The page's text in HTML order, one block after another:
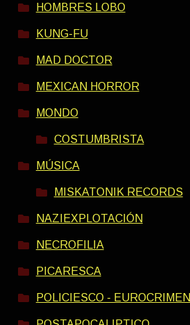
HOMBRES LOBO
KUNG-FU
MAD DOCTOR
MEXICAN HORROR
MONDO
COSTUMBRISTA
MÚSICA
MISKATONIK RECORDS
NAZIEXPLOTACIÓN
NECROFILIA
PICARESCA
POLICIESCO - EUROCRIMEN